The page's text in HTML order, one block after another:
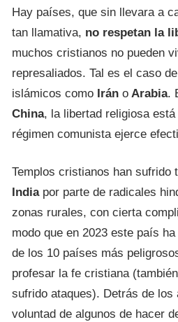
Hay países, que sin llevara a
tan llamativa, no respetan la
muchos cristianos no pueden
represaliados. Tal es el caso
islámicos como Irán o Arabia.
China, la libertad religiosa
régimen comunista ejerce
Templos cristianos han sufrido
Indiapor parte de radicales
zonas rurales, con cierta
modo que en 2023 este país
de los 10 países más
profesar la fe cristiana
sufrido ataques). Detrás de los
voluntad de algunos de hacer